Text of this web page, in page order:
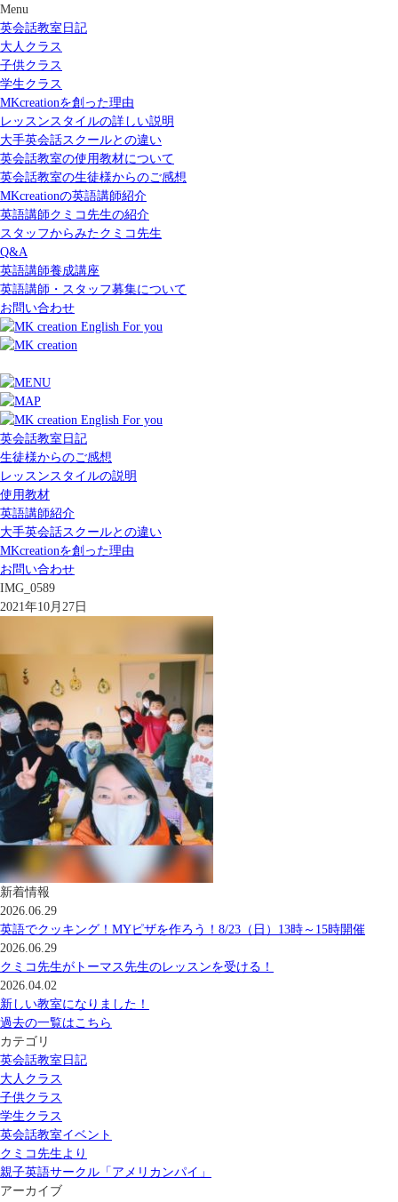
Menu
英会話教室日記
大人クラス
子供クラス
学生クラス
MKcreationを創った理由
レッスンスタイルの詳しい説明
大手英会話スクールとの違い
英会話教室の使用教材について
英会話教室の生徒様からのご感想
MKcreationの英語講師紹介
英語講師クミコ先生の紹介
スタッフからみたクミコ先生
Q&A
英語講師養成講座
英語講師・スタッフ募集について
お問い合わせ
英会話教室日記
生徒様からのご感想
レッスンスタイルの説明
使用教材
英語講師紹介
大手英会話スクールとの違い
MKcreationを創った理由
お問い合わせ
IMG_0589
2021年10月27日
新着情報
2026.06.29
英語でクッキング！MYピザを作ろう！8/23（日）13時～15時開催
2026.06.29
クミコ先生がトーマス先生のレッスンを受ける！
2026.04.02
新しい教室になりました！
過去の一覧はこちら
カテゴリ
英会話教室日記
大人クラス
子供クラス
学生クラス
英会話教室イベント
クミコ先生より
親子英語サークル「アメリカンパイ」
アーカイブ